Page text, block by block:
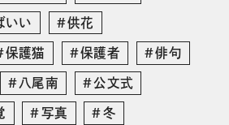
いい 供花
保護猫 保護者 俳句
八尾南 公文式
写真 冬